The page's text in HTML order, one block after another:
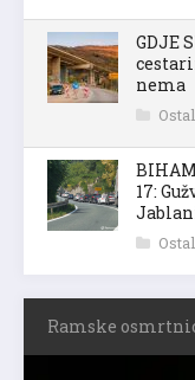
GDJE
nema
17:
Ramske